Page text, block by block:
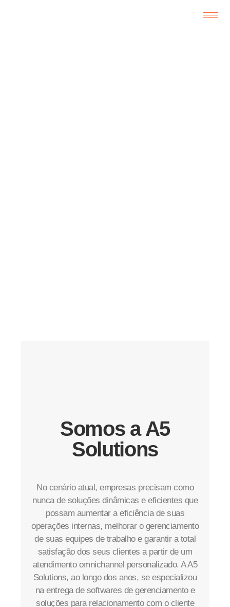
Somos a A5
Solutions
No cenário atual, empresas precisam como
nunca de soluções dinâmicas e eficientes que
possam aumentar a eficiência de suas
operações internas, melhorar o gerenciamento
de suas equipes de trabalho e garantir a total
satisfação dos seus clientes a partir de um
atendimento omnichannel personalizado. A A5
Solutions, ao longo dos anos, se especializou
na entrega de softwares de gerenciamento e
soluções para relacionamento com o cliente